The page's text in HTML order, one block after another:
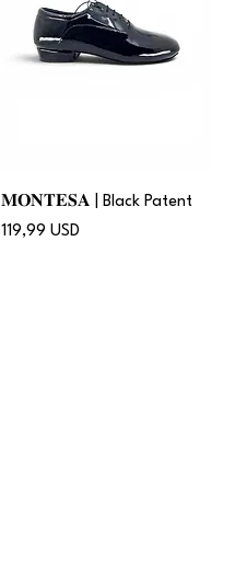
𝐌𝐎𝐍𝐓𝐄𝐒𝐀 | Black Patent
Prezzo
119,99 USD